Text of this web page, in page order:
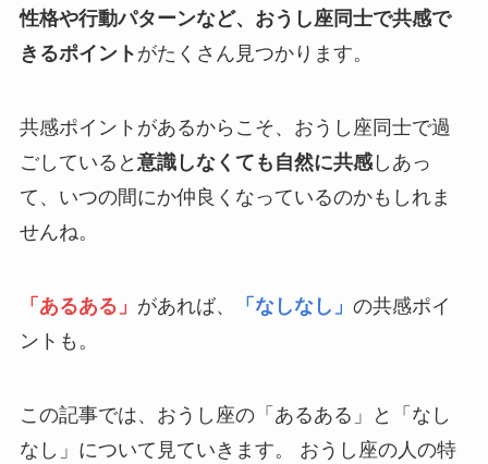
性格や行動パターンなど、おうし座同士で共感で
きるポイント がたくさん見つかります。
共感ポイントがあるからこそ、おうし座同士で過
ごしていると 意識しなくても自然に共感しあっ
て、いつの間にか仲良くなっているのかもしれま
せんね。
「あるある」 があれば、 「なしなし」 の共感ポイ
ントも。
この記事では、おうし座の「あるある」と「なし
なし」について見ていきます。 おうし座の人の特